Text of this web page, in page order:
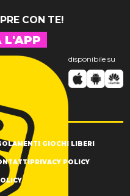
CON TE!
L'APP
disponibile su
GIOCHI LIBERI
PRIVACY POLICY